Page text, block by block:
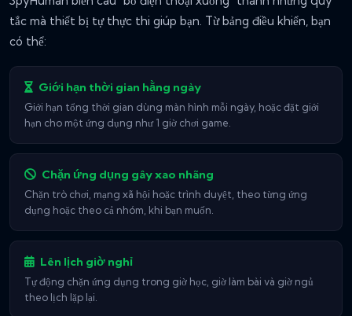
tắc mà thiết bị tự thực thi giúp bạn. Từ bảng điều khiển, bạn
có thể:
Giới hạn thời gian hằng ngày
Giới hạn tổng thời gian dùng màn hình mỗi ngày, hoặc đặt giới
hạn cho một ứng dụng như 1 giờ chơi game.
Chặn ứng dụng gây xao nhãng
Chặn trò chơi, mạng xã hội hoặc trình duyệt, theo từng ứng
dụng hoặc theo cả nhóm, khi bạn muốn.
Lên lịch giờ nghỉ
Tự động chặn ứng dụng trong giờ học, giờ làm bài và giờ ngủ
theo lịch lặp lại.